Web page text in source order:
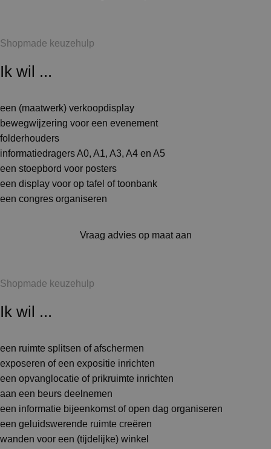
Shopmade keuzehulp
Ik wil ...
een (maatwerk) verkoopdisplay
bewegwijzering voor een evenement
folderhouders
informatiedragers A0, A1, A3, A4 en A5
een stoepbord voor posters
een display voor op tafel of toonbank
een congres organiseren
Vraag advies op maat aan
Shopmade keuzehulp
Ik wil ...
een ruimte splitsen of afschermen
exposeren of een expositie inrichten
een opvanglocatie of prikruimte inrichten
aan een beurs deelnemen
een informatie bijeenkomst of open dag organiseren
een geluidswerende ruimte creëren
wanden voor een (tijdelijke) winkel